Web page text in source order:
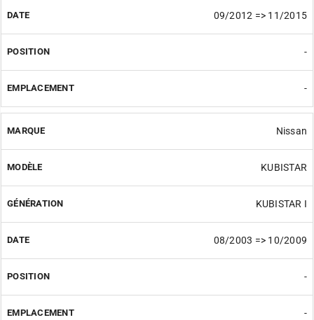
09/2012 => 11/2015
-
-
Nissan
KUBISTAR
KUBISTAR I
08/2003 => 10/2009
-
-